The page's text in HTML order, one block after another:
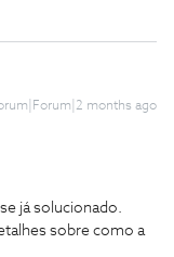
months ago
já solucionado.
sobre como a